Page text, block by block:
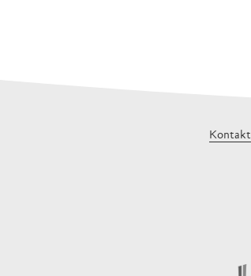
Kontakt